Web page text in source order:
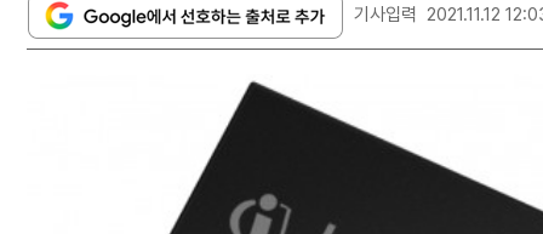
기사입력 2021.11.12